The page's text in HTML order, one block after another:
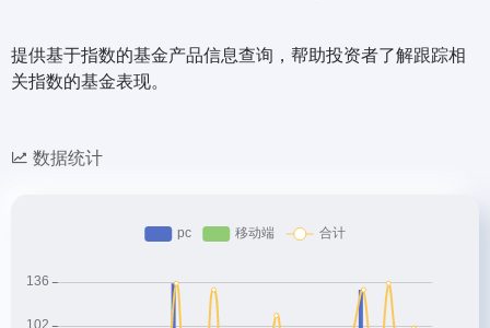
提供基于指数的基金产品信息查询，帮助投资者了解跟踪相
关指数的基金表现。
数据统计